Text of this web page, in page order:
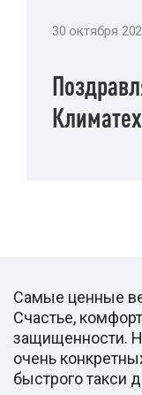
30 октября
Самые ценные
Счастье,
защищенности.
очень
быстрого такси